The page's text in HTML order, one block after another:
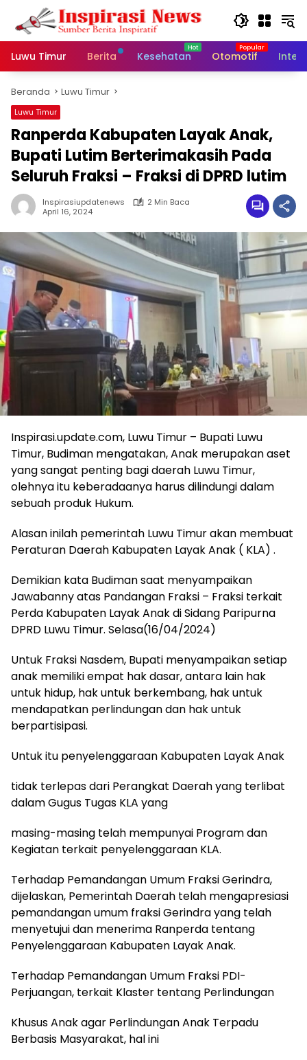
Langsung
konten
Luwu Timur
Berita Kesehatan Otomotif
Beranda Luwu Timur
Luwu Timur
Ranperda Kabupaten Layak Anak,
Bupati Lutim Berterimakasih Pada
Seluruh Fraksi – Fraksi di DPRD lutim
Inspirasiupdatenews
2 Min Baca
April 16, 2024
Inspirasi.update.com, Luwu Timur – Bupati Luwu
Timur, Budiman mengatakan, Anak merupakan aset
yang sangat penting bagi daerah Luwu Timur,
olehnya itu keberadaanya harus dilindungi dalam
sebuah produk Hukum.
Alasan inilah pemerintah Luwu Timur akan membuat
Peraturan Daerah Kabupaten Layak Anak ( KLA) .
Demikian kata Budiman saat menyampaikan
Jawabanny atas Pandangan Fraksi – Fraksi terkait
Perda Kabupaten Layak Anak di Sidang Paripurna
DPRD Luwu Timur. Selasa(16/04/2024)
Untuk Fraksi Nasdem, Bupati menyampaikan setiap
anak memiliki empat hak dasar, antara lain hak
untuk hidup, hak untuk berkembang, hak untuk
mendapatkan perlindungan dan hak untuk
berpartisipasi.
Untuk itu penyelenggaraan Kabupaten Layak Anak
tidak terlepas dari Perangkat Daerah yang terlibat
dalam Gugus Tugas KLA yang
masing-masing telah mempunyai Program dan
Kegiatan terkait penyelenggaraan KLA.
Terhadap Pemandangan Umum Fraksi Gerindra,
dijelaskan, Pemerintah Daerah telah mengapresiasi
pemandangan umum fraksi Gerindra yang telah
menyetujui dan menerima Ranperda tentang
Penyelenggaraan Kabupaten Layak Anak.
Terhadap Pemandangan Umum Fraksi PDI-
Perjuangan, terkait Klaster tentang Perlindungan
Khusus Anak agar Perlindungan Anak Terpadu
Berbasis Masyarakat, hal ini